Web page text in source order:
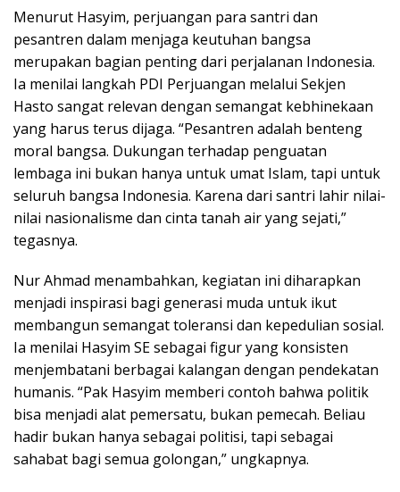
Menurut Hasyim, perjuangan para santri dan
pesantren dalam menjaga keutuhan bangsa
merupakan bagian penting dari perjalanan Indonesia.
Ia menilai langkah PDI Perjuangan melalui Sekjen
Hasto sangat relevan dengan semangat kebhinekaan
yang harus terus dijaga. “Pesantren adalah benteng
moral bangsa. Dukungan terhadap penguatan
lembaga ini bukan hanya untuk umat Islam, tapi untuk
seluruh bangsa Indonesia. Karena dari santri lahir nilai-
nilai nasionalisme dan cinta tanah air yang sejati,”
tegasnya.
Nur Ahmad menambahkan, kegiatan ini diharapkan
menjadi inspirasi bagi generasi muda untuk ikut
membangun semangat toleransi dan kepedulian sosial.
Ia menilai Hasyim SE sebagai figur yang konsisten
menjembatani berbagai kalangan dengan pendekatan
humanis. “Pak Hasyim memberi contoh bahwa politik
bisa menjadi alat pemersatu, bukan pemecah. Beliau
hadir bukan hanya sebagai politisi, tapi sebagai
sahabat bagi semua golongan,” ungkapnya.